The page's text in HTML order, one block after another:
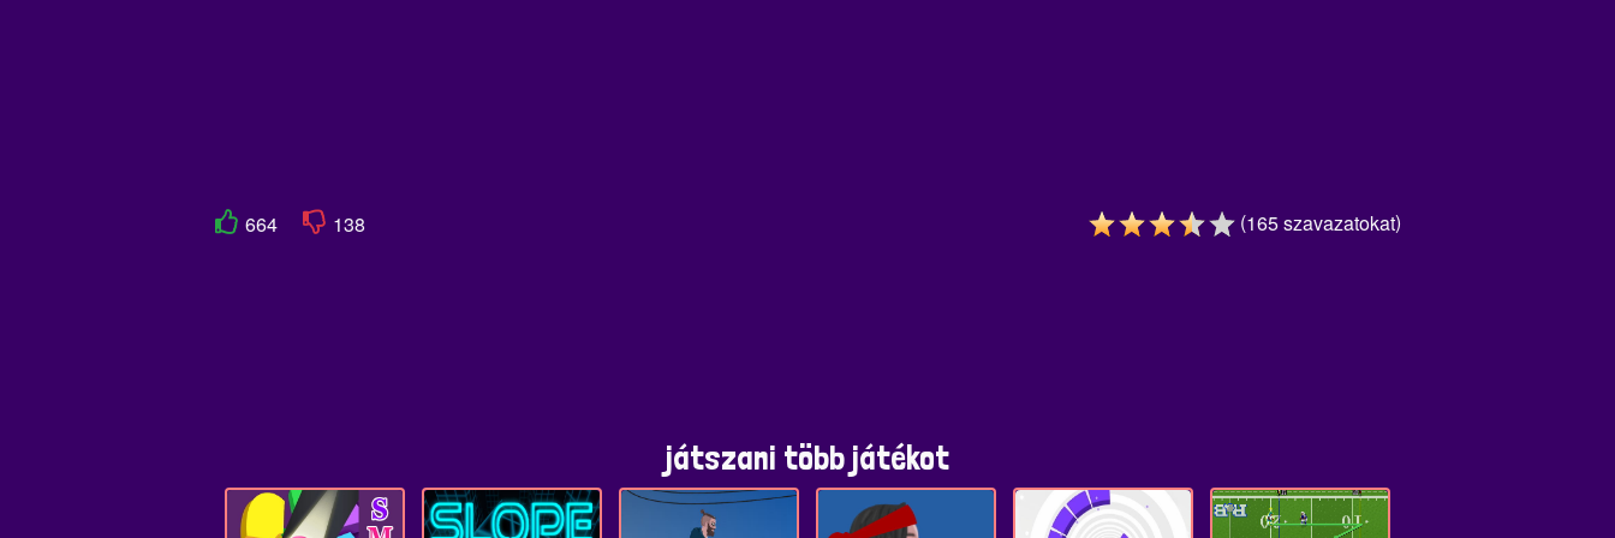
664 138 (165szavazatokat)
játszani több játékot